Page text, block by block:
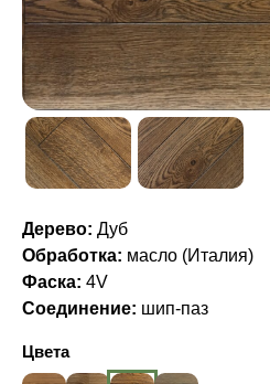
Дерево: Дуб
Обработка: масло (Италия)
Фаска: 4V
Соединение: шип-паз
Цвета